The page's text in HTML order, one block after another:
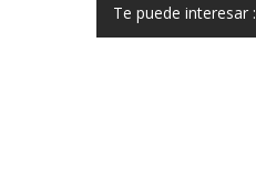
Te puede interesar :